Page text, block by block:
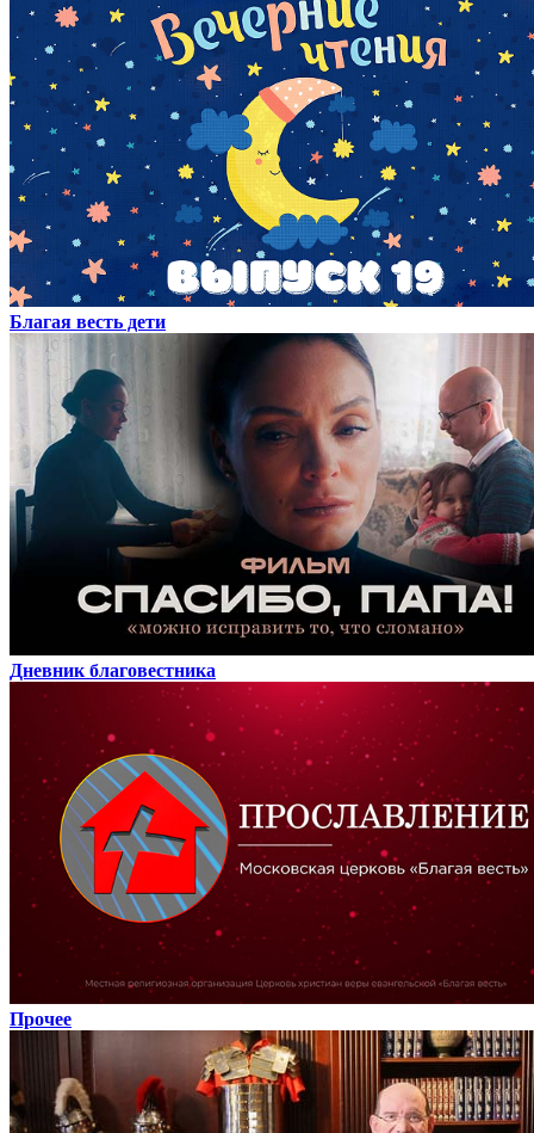
Благая весть дети
Дневник благовестника
Прочее